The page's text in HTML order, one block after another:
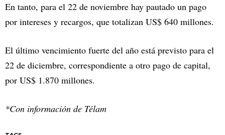
En tanto, para el 22 de noviembre hay pautado un pago
por intereses y recargos, que totalizan US$ 640 millones.
El último vencimiento fuerte del año está previsto para el
22 de diciembre, correspondiente a otro pago de capital,
por US$ 1.870 millones.
*Con información de Télam